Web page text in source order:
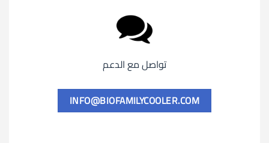
تواصل مع الدعم
INFO@BIOFAMILYCOOLER.COM